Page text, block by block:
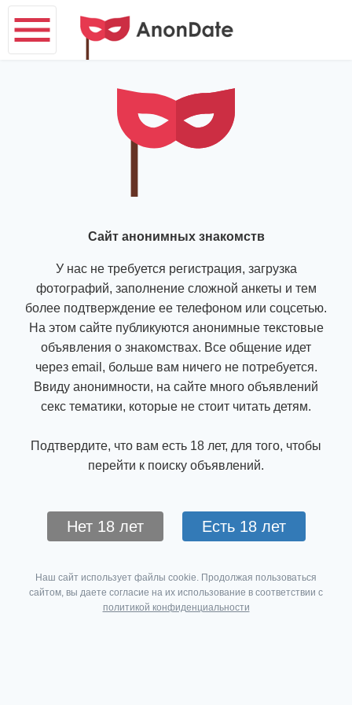
Сайт анонимных знакомств
У нас не требуется регистрация, загрузка
фотографий, заполнение сложной анкеты и тем
более подтверждение ее телефоном или соцсетью.
На этом сайте публикуются анонимные текстовые
объявления о знакомствах. Все общение идет
через email, больше вам ничего не потребуется.
Ввиду анонимности, на сайте много объявлений
секс тематики, которые не стоит читать детям.
Подтвердите, что вам есть 18 лет, для того, чтобы
перейти к поиску объявлений.
Нет 18 лет Есть 18 лет
Наш сайт использует файлы cookie. Продолжая пользоваться
сайтом, вы даете согласие на их использование в соответствии с
политикой конфиденциальности